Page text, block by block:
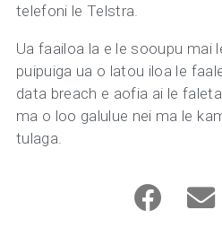
telefoni le Telstra.
Ua faailoa la e le sooupu mai
puipuiga ua o latou iloa le
data breach e aofia ai le
ma o loo galulue nei ma le
tulaga.